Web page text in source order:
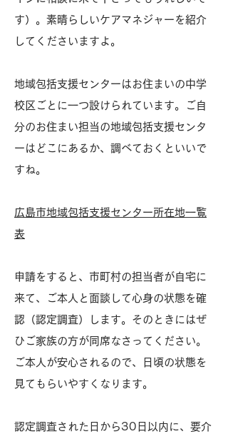
す）。素晴らしいケアマネジャーを紹介
してくださいますよ。
地域包括支援センターはお住まいの中学
校区ごとに一つ設けられています。ご自
分のお住まい担当の地域包括支援センタ
ーはどこにあるか、調べておくといいで
すね。
広島市地域包括支援センター所在地一覧
表
申請をすると、市町村の担当者が自宅に
来て、ご本人と面談して心身の状態を確
認（認定調査）します。そのときにはぜ
ひご家族の方が同席なさってください。
ご本人が安心されるので、日頃の状態を
見てもらいやすくなります。
認定調査された日から30日以内に、要介